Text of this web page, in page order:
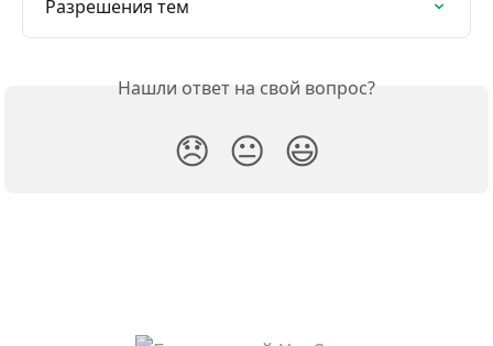
Разрешения тем
Нашли ответ на свой вопрос?
😞 😐 😃